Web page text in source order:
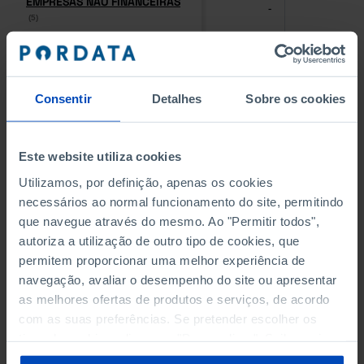
Consentir Detalhes Sobre os cookies
Este website utiliza cookies
Utilizamos, por definição, apenas os cookies
necessários ao normal funcionamento do site, permitindo
que navegue através do mesmo. Ao "Permitir todos",
autoriza a utilização de outro tipo de cookies, que
permitem proporcionar uma melhor experiência de
navegação, avaliar o desempenho do site ou apresentar
as melhores ofertas de produtos e serviços, de acordo
com as suas preferências. Se pretender escolher os
sobre cookies através da gestão de preferências ou da
(5)
(5)
-
PESSOAL AO SERVIÇO NAS
EMPRESAS NÃO FINANCEIRAS
PESSOAL AO SERVIÇO NAS
EMPRESAS NÃO FINANCEIRAS
(5)
- -
QUATRO MAIORES EMPRESAS
Empresas não financeiras
QUATRO MAIORES EMPRESAS
Empresas não financeiras
VOLUME DE NEGÓCIOS DAS
QUATRO MAIORES EMPRESAS
DO MUNICÍPIO (%)
Empresas não financeiras
VOLUME DE NEGÓCIOS DAS
QUATRO MAIORES EMPRESAS
DO MUNICÍPIO (%)
Empresas não financeiras
BANCOS, CAIXAS ECONÓMICAS
BANCOS, CAIXAS ECONÓMICAS -
CAIXAS DE CRÉDITO AGRÍCOLA
CAIXAS DE CRÉDITO AGRÍCOLA